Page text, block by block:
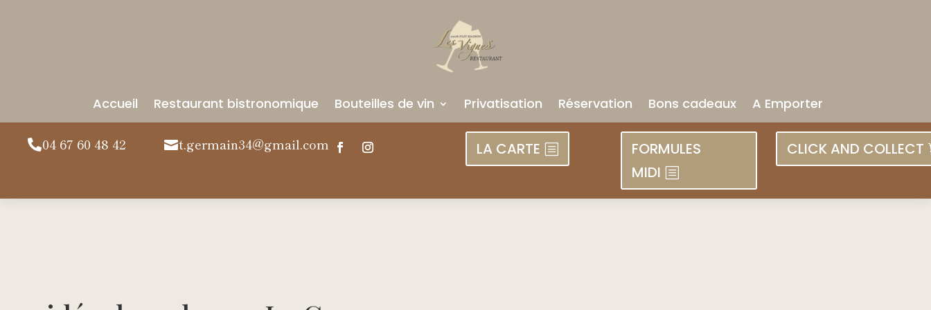
Accueil Restaurant bistronomique Bouteilles de vin Privatisation Réservation Bons cadeaux A Emporter
04 67 60 48 42 t.germain34@gmail.com LA CARTE
FORMULES
MIDI
CLICK AND COLLECT